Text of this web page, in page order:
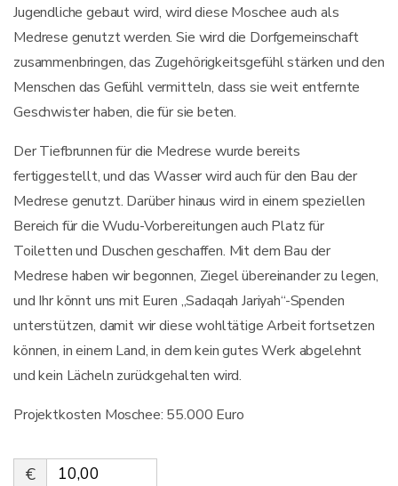
Jugendliche gebaut wird, wird diese Moschee auch als
Medrese genutzt werden. Sie wird die Dorfgemeinschaft
zusammenbringen, das Zugehörigkeitsgefühl stärken und den
Menschen das Gefühl vermitteln, dass sie weit entfernte
Geschwister haben, die für sie beten.
Der Tiefbrunnen für die Medrese wurde bereits
fertiggestellt, und das Wasser wird auch für den Bau der
Medrese genutzt. Darüber hinaus wird in einem speziellen
Bereich für die Wudu-Vorbereitungen auch Platz für
Toiletten und Duschen geschaffen. Mit dem Bau der
Medrese haben wir begonnen, Ziegel übereinander zu legen,
und Ihr könnt uns mit Euren „Sadaqah Jariyah“-Spenden
unterstützen, damit wir diese wohltätige Arbeit fortsetzen
können, in einem Land, in dem kein gutes Werk abgelehnt
und kein Lächeln zurückgehalten wird.
Projektkosten Moschee: 55.000 Euro
€